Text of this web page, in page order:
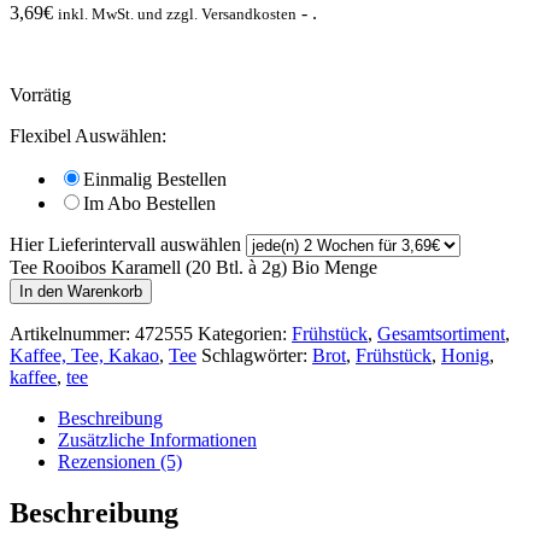
3,69€ inkl. MwSt. und zzgl. Versandkosten - .
Vorrätig
Flexibel Auswählen:
Einmalig Bestellen
Im Abo Bestellen
Hier Lieferintervall auswählen
Tee Rooibos Karamell (20 Btl. à 2g) Bio Menge
In den Warenkorb
Artikelnummer: 472555 Kategorien: Frühstück, Gesamtsortiment,
Kaffee, Tee, Kakao, Tee Schlagwörter: Brot, Frühstück, Honig,
kaffee, tee
Beschreibung
Zusätzliche Informationen
Rezensionen (5)
Beschreibung